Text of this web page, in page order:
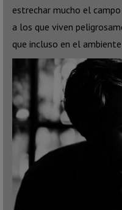
estrechar mucho el
a los que viven
que incluso en el